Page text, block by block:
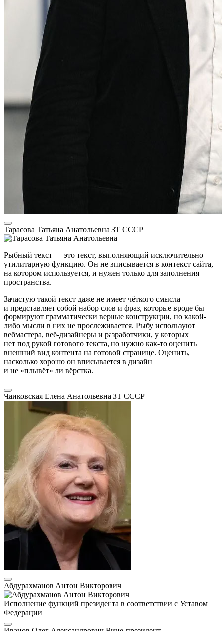
Тарасова Татьяна Анатольевна ЗТ СССР
Рыбный текст — это текст, выполняющий исключительно
утилитарную функцию. Он не вписывается в контекст сайта,
на котором используется, и нужен только для заполнения
пространства.
Зачастую такой текст даже не имеет чёткого смысла
и представляет собой набор слов и фраз, которые вроде бы
формируют грамматически верные конструкции, но какой-
либо мысли в них не прослеживается. Рыбу используют
вебмастера, веб-дизайнеры и разработчики, у которых
нет под рукой готового текста, но нужно как-то оценить
внешний вид контента на готовой странице. Оценить,
насколько хорошо он вписывается в дизайн
и не «плывёт» ли вёрстка.
Чайковская Елена Анатольевна ЗТ СССР
Абдурахманов Антон Викторович
Исполнение функций президента в соответствии с Уставом
Федерации